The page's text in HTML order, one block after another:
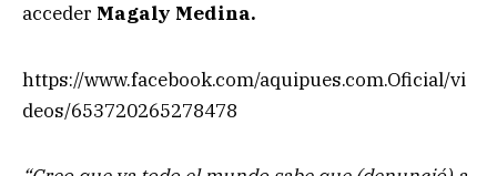
acceder Magaly Medina.
https://www.facebook.com/aquipues.com.Oficial/vi
deos/653720265278478